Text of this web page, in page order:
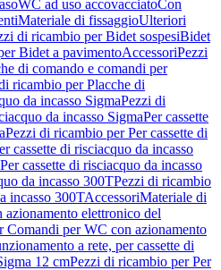
WC ad uso accovacciatoCon
Materiale di fissaggioUlteriori
di ricambio per Bidet sospesiBidet
Bidet a pavimentoAccessoriPezzi
di comando e comandi per
ricambio per Placche di
da incasso SigmaPezzi di
da incasso SigmaPer cassette
Pezzi di ricambio per Per cassette di
cassette di risciacquo da incasso
cassette di risciacquo da incasso
da incasso 300TPezzi di ricambio
incasso 300TAccessoriMateriale di
elettronico del
Comandi per WC con azionamento
a rete, per cassette di
12 cmPezzi di ricambio per Per